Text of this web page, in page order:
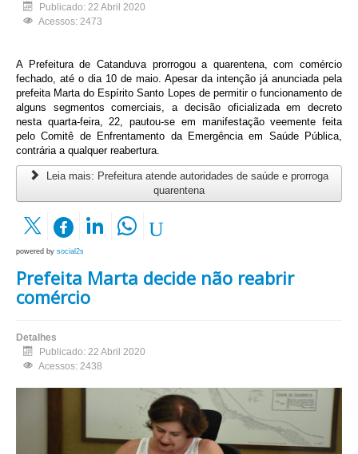
Publicado: 22 Abril 2020
Acessos: 2473
A Prefeitura de Catanduva prorrogou a quarentena, com comércio
fechado, até o dia 10 de maio. Apesar da intenção já anunciada pela
prefeita Marta do Espírito Santo Lopes de permitir o funcionamento de
alguns segmentos comerciais, a decisão oficializada em decreto
nesta quarta-feira, 22, pautou-se em manifestação veemente feita
pelo Comitê de Enfrentamento da Emergência em Saúde Pública,
contrária a qualquer reabertura.
Leia mais: Prefeitura atende autoridades de saúde e prorroga
quarentena
powered by social2s
Prefeita Marta decide não reabrir
comércio
Detalhes
Publicado: 22 Abril 2020
Acessos: 2438